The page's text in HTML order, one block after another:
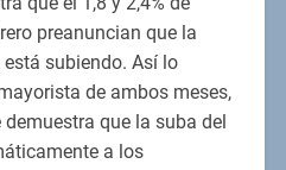
preanuncian que la
subiendo. Así lo
de ambos meses,
demuestra que la suba del
a los